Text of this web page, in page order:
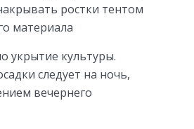
ростки тентом
материала
укрытие культуры.
следует на ночь,
вечернего